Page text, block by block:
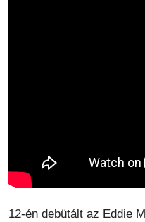
12-én debütált az Eddie